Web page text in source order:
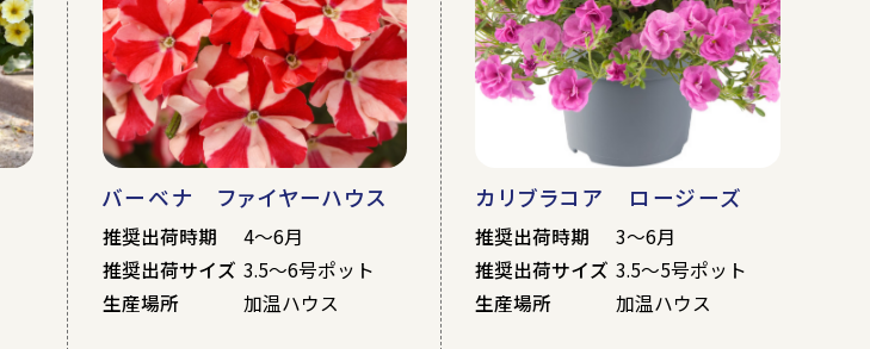
バーベナ ファイヤーハウス
推奨出荷時期
4～6月
推奨出荷サイズ 3.5～6号ポット
生産場所
加温ハウス
カリブラコア ロージーズ
推奨出荷時期
3～6月
推奨出荷サイズ 3.5～5号ポット
生産場所
加温ハウス